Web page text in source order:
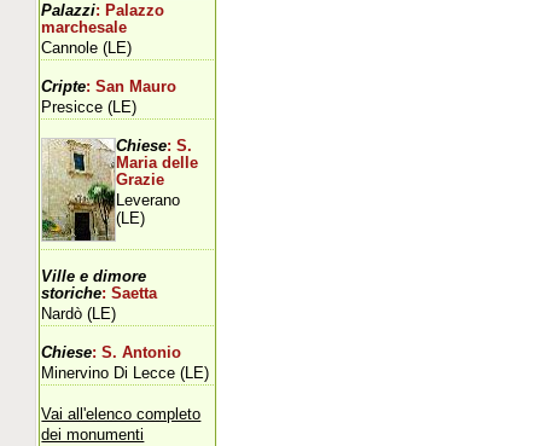
Palazzi: Palazzo
marchesale
Cannole (LE)
Cripte: San Mauro
Presicce (LE)
Chiese: S.
Maria delle
Grazie
Leverano
(LE)
Ville e dimore
storiche: Saetta
Nardò (LE)
Chiese: S. Antonio
Minervino Di Lecce (LE)
Vai all'elenco completo
dei monumenti